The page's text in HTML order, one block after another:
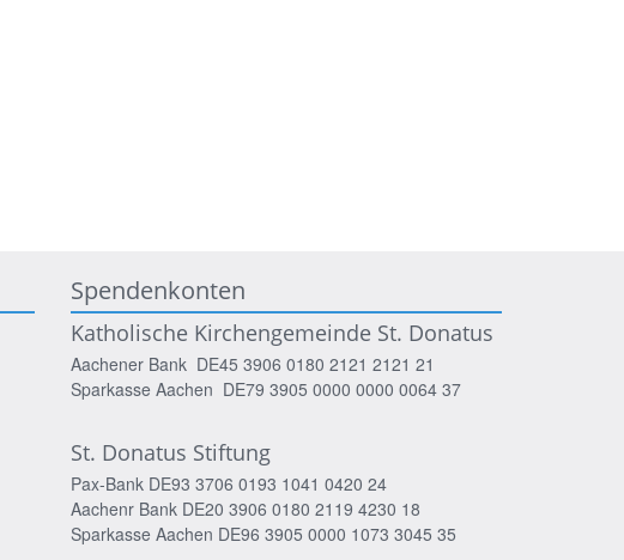
Spendenkonten
Katholische Kirchengemeinde St. Donatus
Aachener Bank DE45 3906 0180 2121 2121 21
Sparkasse Aachen DE79 3905 0000 0000 0064 37
St. Donatus Stiftung
Pax-Bank DE93 3706 0193 1041 0420 24
Aachenr Bank DE20 3906 0180 2119 4230 18
Sparkasse Aachen DE96 3905 0000 1073 3045 35